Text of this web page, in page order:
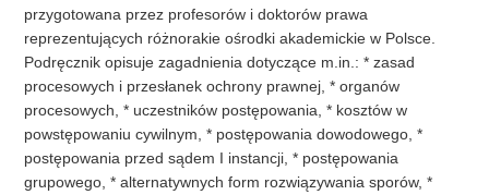
przygotowana przez profesorów i doktorów prawa
reprezentujących różnorakie ośrodki akademickie w Polsce.
Podręcznik opisuje zagadnienia dotyczące m.in.: * zasad
procesowych i przesłanek ochrony prawnej, * organów
procesowych, * uczestników postępowania, * kosztów w
powstępowaniu cywilnym, * postępowania dowodowego, *
postępowania przed sądem I instancji, * postępowania
grupowego, * alternatywnych form rozwiązywania sporów, *